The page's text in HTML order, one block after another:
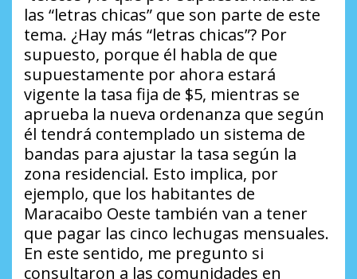
las “letras chicas” que son parte de este
tema. ¿Hay más “letras chicas”? Por
supuesto, porque él habla de que
supuestamente por ahora estará
vigente la tasa fija de $5, mientras se
aprueba la nueva ordenanza que según
él tendrá contemplado un sistema de
bandas para ajustar la tasa según la
zona residencial. Esto implica, por
ejemplo, que los habitantes de
Maracaibo Oeste también van a tener
que pagar las cinco lechugas mensuales.
En este sentido, me pregunto si
consultaron a las comunidades en